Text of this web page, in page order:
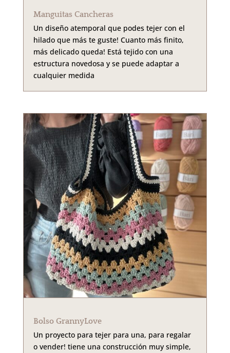
Manguitas Cancheras
Un diseño atemporal que podes tejer con el
hilado que más te guste! Cuanto más finito,
más delicado queda! Está tejido con una
estructura novedosa y se puede adaptar a
cualquier medida
Bolso GrannyLove
Un proyecto para tejer para una, para regalar
o vender! tiene una construcción muy simple,